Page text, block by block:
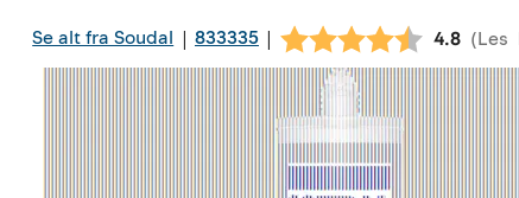
Se alt fra Soudal | 833335 | 4.8 (Les